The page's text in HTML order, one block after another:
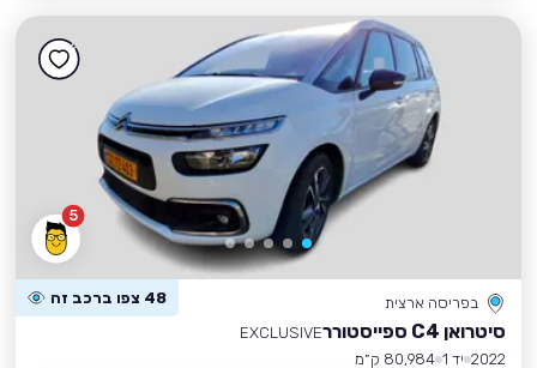
5
בפריסה ארצית 48 צפו ברכב זה
סיטרואן C4 ספייסטורר
EXCLUSIVE
2022 יד 1
80,984 ק״מ